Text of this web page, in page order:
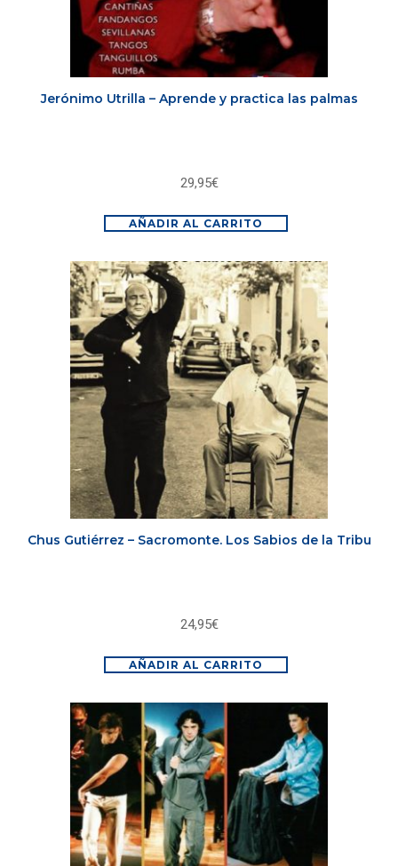
Jerónimo Utrilla – Aprende y practica las palmas
29,95€
AÑADIR AL CARRITO
Chus Gutiérrez – Sacromonte. Los Sabios de la Tribu
24,95€
AÑADIR AL CARRITO